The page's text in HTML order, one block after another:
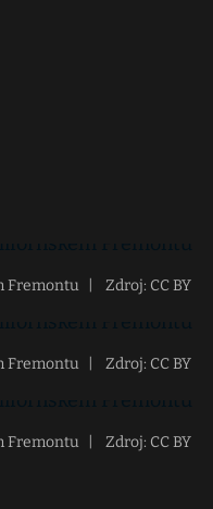
Fremontu
Zdroj: CC BY
Fremontu
Zdroj: CC BY
Fremontu
Zdroj: CC BY